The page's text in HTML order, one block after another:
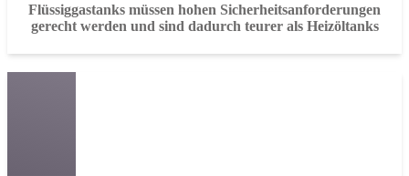
Flüssiggastanks müssen hohen Sicherheitsanforderungen
gerecht werden und sind dadurch teurer als Heizöltanks